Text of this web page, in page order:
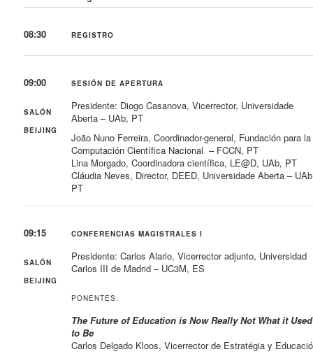
08:30 REGISTRO
09:00
SALÓN
BEIJING
SESIÓN DE APERTURA
Presidente: Diogo Casanova, Vicerrector, Universidade
Aberta – UAb, PT
João Nuno Ferreira, Coordinador-general, Fundación para la
Computación Científica Nacional – FCCN, PT
Lina Morgado, Coordinadora científica, LE@D, UAb, PT
Cláudia Neves, Director, DEED, Universidade Aberta –
PT
09:15
SALÓN
BEIJING
CONFERENCIAS MAGISTRALES I
Presidente: Carlos Alario, Vicerrector adjunto, Universidad
Carlos III de Madrid – UC3M, ES
PONENTES:
The Future of Education is Now Really Not What it Used
to Be
Carlos Delgado Kloos, Vicerrector de Estratégia y